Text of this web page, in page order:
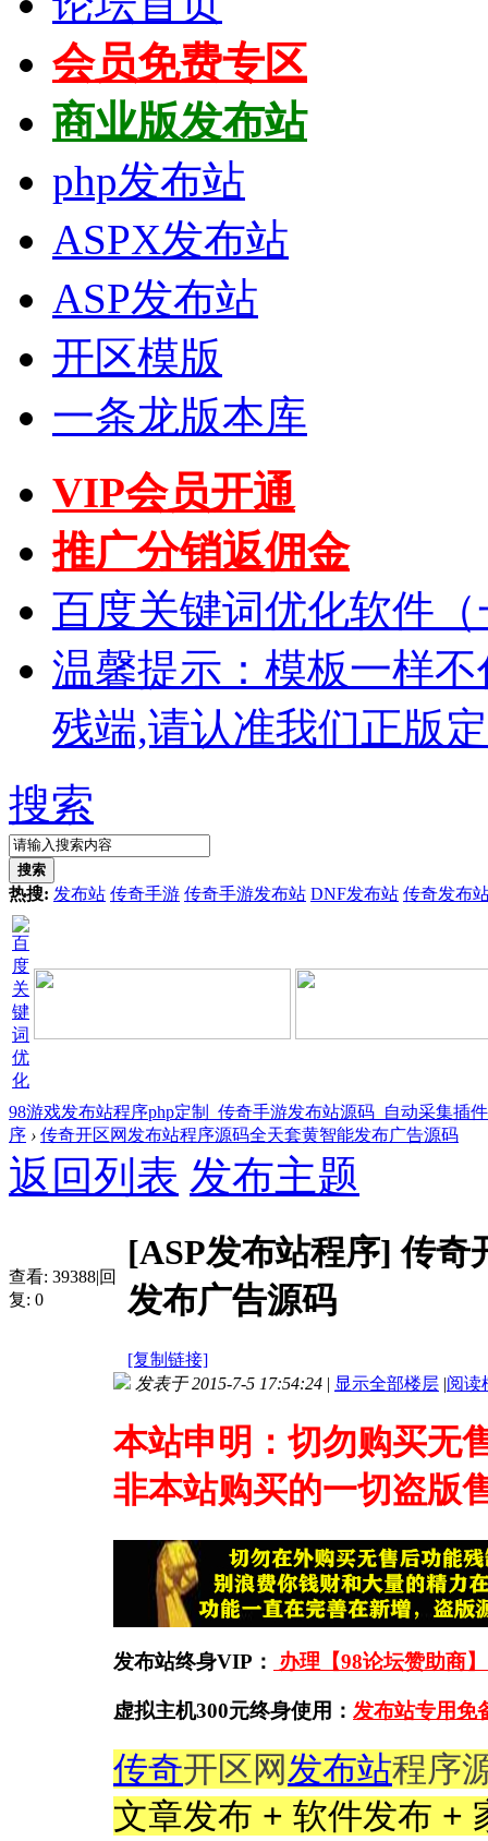
会员免费专区
商业版发布站
php发布站
ASPX发布站
ASP发布站
开区模版
一条龙版本库
VIP会员开通
推广分销返佣金
百度关键词优化软件
温馨提示：模板一样
残端,请认准我们正版
搜索
搜索
热搜: 发布站 传奇手游 传奇手游发布站 DNF发布站 传奇发布
98游戏发布站程序php定制_传奇手游发布站源码_自动采集插
序 › 传奇开区网发布站程序源码全天套黄智能发布广告源码
返回列表 发布主题
查看: 39388|回
复: 0
[ASP发布站程序]传奇
发布广告源码
[复制链接]
发表于 2015-7-5 17:54:24 | 显示全部楼层 |阅读
本站申明：切勿购买无
非本站购买的一切盗版
发布站终身VIP： 办理【98论坛赞助商
虚拟主机300元终身使用： 发布站专用免
传奇开区网发布站程序
文章发布 + 软件发布 +